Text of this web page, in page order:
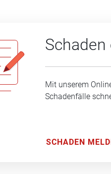
Mit unserem
Schadenfälle
SCHADEN